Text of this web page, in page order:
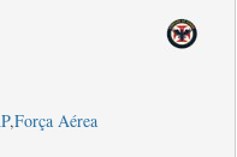
,Força Aérea